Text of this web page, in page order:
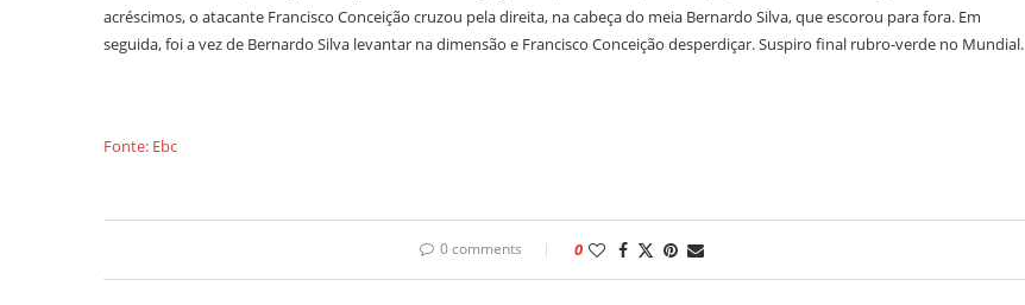
acréscimos, o atacante Francisco Conceição cruzou pela direita, na cabeça do meia Bernardo Silva, que escorou para fora. Em
seguida, foi a vez de Bernardo Silva levantar na dimensão e Francisco Conceição desperdiçar. Suspiro final rubro-verde no Mundial.
Fonte: Ebc
0 comments 0